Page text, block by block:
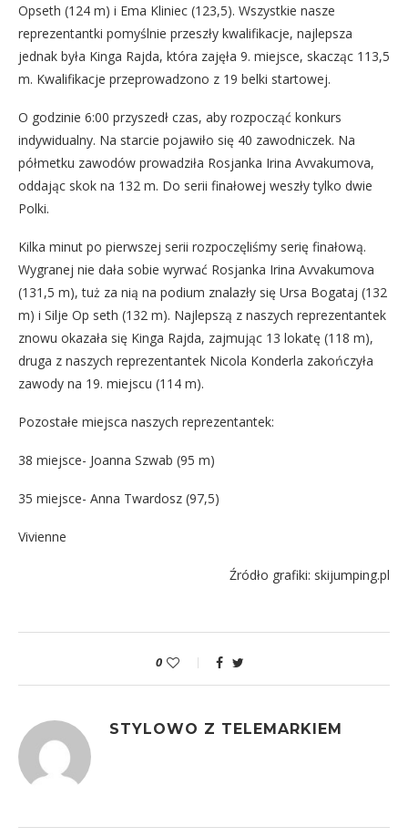
Opseth (124 m) i Ema Kliniec (123,5). Wszystkie nasze
reprezentantki pomyślnie przeszły kwalifikacje, najlepsza
jednak była Kinga Rajda, która zajęła 9. miejsce, skacząc 113,5
m. Kwalifikacje przeprowadzono z 19 belki startowej.
O godzinie 6:00 przyszedł czas, aby rozpocząć konkurs
indywidualny. Na starcie pojawiło się 40 zawodniczek. Na
półmetku zawodów prowadziła Rosjanka Irina Avvakumova,
oddając skok na 132 m. Do serii finałowej weszły tylko dwie
Polki.
Kilka minut po pierwszej serii rozpoczęliśmy serię finałową.
Wygranej nie dała sobie wyrwać Rosjanka Irina Avvakumova
(131,5 m), tuż za nią na podium znalazły się Ursa Bogataj (132
m) i Silje Op seth (132 m). Najlepszą z naszych reprezentantek
znowu okazała się Kinga Rajda, zajmując 13 lokatę (118 m),
druga z naszych reprezentantek Nicola Konderla zakończyła
zawody na 19. miejscu (114 m).
Pozostałe miejsca naszych reprezentantek:
38 miejsce- Joanna Szwab (95 m)
35 miejsce- Anna Twardosz (97,5)
Vivienne
Źródło grafiki: skijumping.pl
0
STYLOWO Z TELEMARKIEM